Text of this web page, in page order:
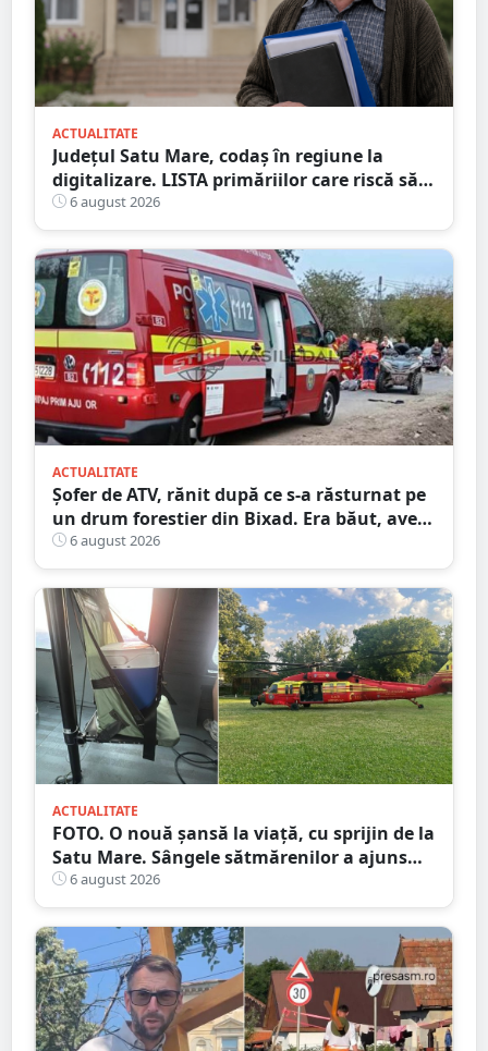
ACTUALITATE
Județul Satu Mare, codaș în regiune la
digitalizare. LISTA primăriilor care riscă să
piardă bani de la buget
6 august 2026
ACTUALITATE
Șofer de ATV, rănit după ce s-a răsturnat pe
un drum forestier din Bixad. Era băut, avea
permisul anulat, iar vehiculul nu era
înmatriculat
6 august 2026
ACTUALITATE
FOTO. O nouă șansă la viață, cu sprijin de la
Satu Mare. Sângele sătmărenilor a ajuns
într-o misiune contra cronometru pentru
un transplant hepatic
6 august 2026